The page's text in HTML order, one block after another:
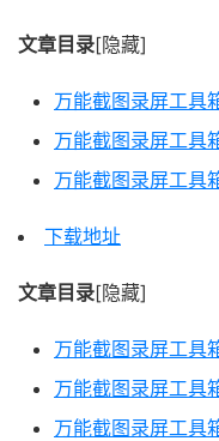
文章目录[隐藏]
万能截图录屏工具
万能截图录屏工具
万能截图录屏工具
下载地址
文章目录[隐藏]
万能截图录屏工具
万能截图录屏工具
万能截图录屏工具